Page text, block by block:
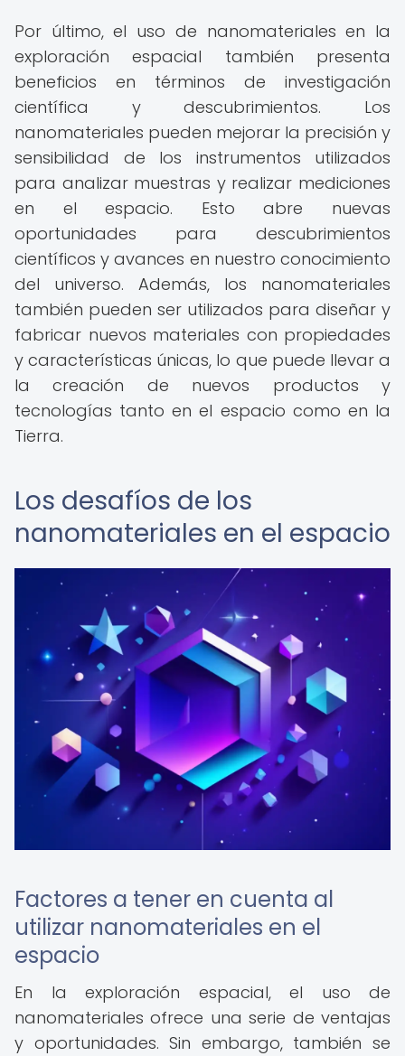
Por último, el uso de nanomateriales en la
exploración espacial también presenta
beneficios en términos de investigación
científica y descubrimientos. Los
nanomateriales pueden mejorar la precisión y
sensibilidad de los instrumentos utilizados
para analizar muestras y realizar mediciones
en el espacio. Esto abre nuevas
oportunidades para descubrimientos
científicos y avances en nuestro conocimiento
del universo. Además, los nanomateriales
también pueden ser utilizados para diseñar y
fabricar nuevos materiales con propiedades
y características únicas, lo que puede llevar a
la creación de nuevos productos y
tecnologías tanto en el espacio como en la
Tierra.
Los desafíos de los
nanomateriales en el espacio
Factores a tener en cuenta al
utilizar nanomateriales en el
espacio
En la exploración espacial, el uso de
nanomateriales ofrece una serie de ventajas
y oportunidades. Sin embargo, también se